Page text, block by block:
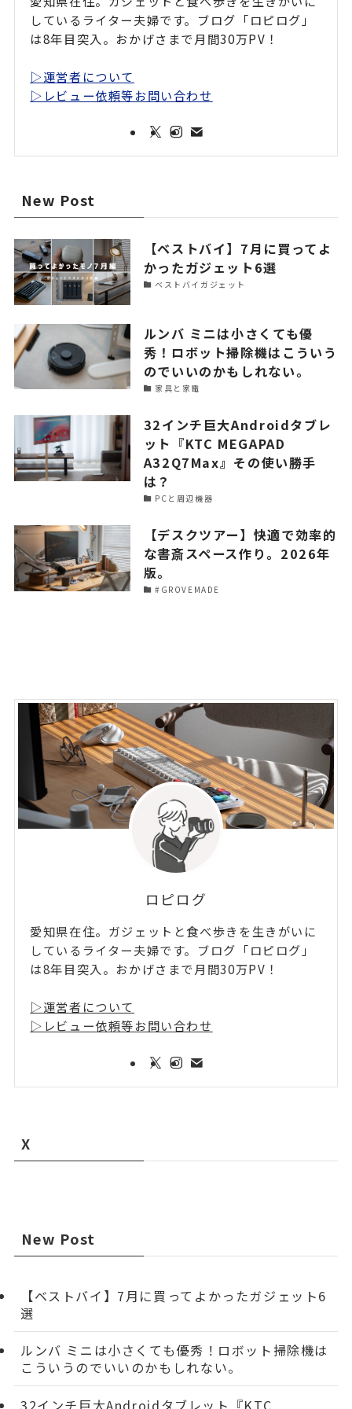
しているライター夫婦です。ブログ「ロピログ」
は8年目突入。おかげさまで月間30万PV！
▷運営者について
▷レビュー依頼等お問い合わせ
New Post
【ベストバイ】7月に買ってよ
かったガジェット6選
ベストバイガジェット
ルンバ ミニは小さくても優
秀！ロボット掃除機はこういう
のでいいのかもしれない。
家具と家電
32インチ巨大Androidタブレ
ット『KTC MEGAPAD
A32Q7Max』その使い勝手
は？
PCと周辺機器
【デスクツアー】快適で効率的
な書斎スペース作り。2026年
版。
#GROVEMADE
ロピログ
愛知県在住。ガジェットと食べ歩きを生きがいに
しているライター夫婦です。ブログ「ロピログ」
は8年目突入。おかげさまで月間30万PV！
▷運営者について
▷レビュー依頼等お問い合わせ
X
New Post
【ベストバイ】7月に買ってよかったガジェット6
選
ルンバ ミニは小さくても優秀！ロボット掃除機は
こういうのでいいのかもしれない。
32インチ巨大Androidタブレット『KTC